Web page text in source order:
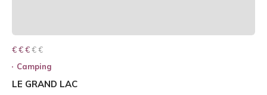
€ € € € €
€ € €
Camping
LE GRAND LAC